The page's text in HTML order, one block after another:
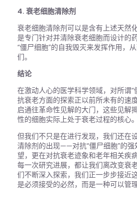
4. 衰老细胞清除剂
衰老细胞清除剂可以是含有上述天然
是专门针对并清除衰老细胞而设计的
“僵尸细胞”的自我毁灭来发挥作用，
们。
结论
在激动人心的医学科学领域，对所谓“
抗衰老方面的探索正以前所未有的速
启通往革命性见解的大门，这些见解
性的细胞实际上处于衰老过程的核心。
但我们不只是在进行发现，我们还在
清除剂的出现——对抗“僵尸细胞”的
望，更在对抗衰老迹象和老年相关疾
每一次研究进展，都让我们离改变衰
们不断深入探索，我们正一步步接近
是必须接受的必然，而是一种可以管理